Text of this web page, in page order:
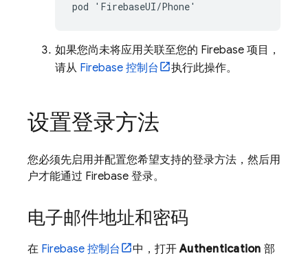
如果您尚未将应用关联至您的 Firebase 项目，
请从 Firebase 控制台 执行此操作。
设置登录方法
您必须先启用并配置您希望支持的登录方法，然后用
户才能通过 Firebase 登录。
电子邮件地址和密码
在 Firebase 控制台 中，打开Authentication 部